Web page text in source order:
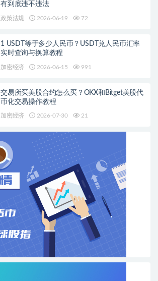
有到底违不违法
政策法规 2026-06-19 72
1 USDT等于多少人民币？USDT兑人民币汇率
实时查询与换算教程
加密经济 2026-06-15 991
交易所买美股合约怎么买？OKX和Bitget美股代
币化交易操作教程
加密经济 2026-07-30 21